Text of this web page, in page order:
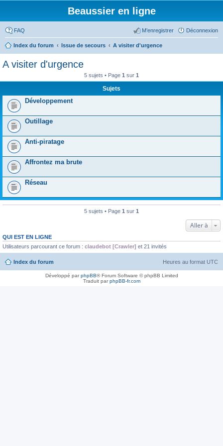
Beaussier en ligne
FAQ Déconnexion
M’enregistrer
Index du forum Issue de secours A visiter d'urgence
A visiter d'urgence
5 sujets • Page 1 sur 1
Sujets
Développement
Outillage
Anti-piratage
Affrontez ma brute
Réseau
5 sujets • Page 1 sur 1
Aller à
QUI EST EN LIGNE
Utilisateurs parcourant ce forum : claudebot [Crawler] et 21 invités
Index du forum Heures au format UTC
Développé parphpBB® Forum Software © phpBB Limited
Traduit parphpBB-fr.com